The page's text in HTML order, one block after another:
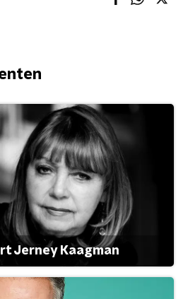
Jerney Kaagman